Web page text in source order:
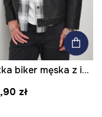
Kurtka biker męska z imitacji skóry
zł